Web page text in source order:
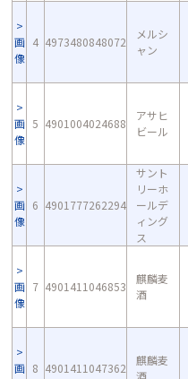
画
像
4 4973480848072
メルシ
ャン
画
像
5 4901004024688
アサヒ
ビール
画
像
6 4901777262294
サント
リーホ
ールデ
ィング
ス
画
像
7 4901411046853
麒麟麦
酒
画 8 4901411047362
麒麟麦
酒